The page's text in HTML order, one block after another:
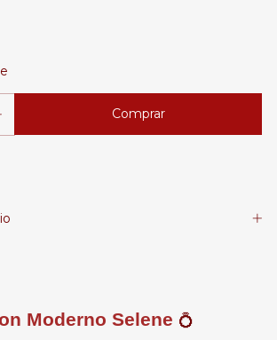
Moderno Selene 💍